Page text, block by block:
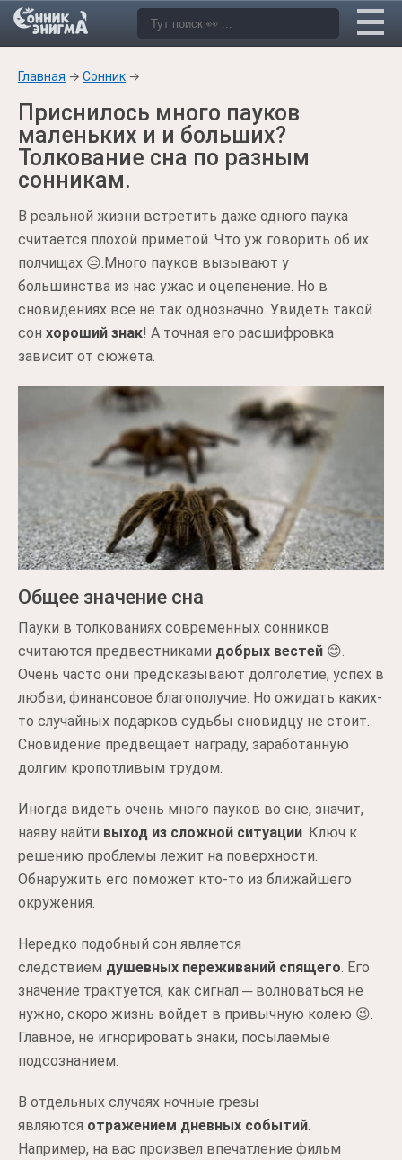
Главная → Сонник →
Приснилось много пауков
маленьких и и больших?
Толкование сна по разным
сонникам.
В реальной жизни встретить даже одного паука
считается плохой приметой. Что уж говорить об их
полчищах 😒.Много пауков вызывают у
большинства из нас ужас и оцепенение. Но в
сновидениях все не так однозначно. Увидеть такой
сон хороший знак! А точная его расшифровка
зависит от сюжета.
Общее значение сна
Пауки в толкованиях современных сонников
считаются предвестниками добрых вестей 😊.
Очень часто они предсказывают долголетие, успех в
любви, финансовое благополучие. Но ожидать каких-
то случайных подарков судьбы сновидцу не стоит.
Сновидение предвещает награду, заработанную
долгим кропотливым трудом.
Иногда видеть очень много пауков во сне, значит,
наяву найти выход из сложной ситуации. Ключ к
решению проблемы лежит на поверхности.
Обнаружить его поможет кто-то из ближайшего
окружения.
Нередко подобный сон является
следствием душевных переживаний спящего. Его
значение трактуется, как сигнал ─ волноваться не
нужно, скоро жизнь войдет в привычную колею 😉.
Главное, не игнорировать знаки, посылаемые
подсознанием.
В отдельных случаях ночные грезы
являются отражением дневных событий.
Например, на вас произвел впечатление фильм